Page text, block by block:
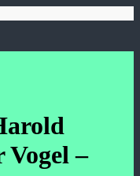
Vogel –